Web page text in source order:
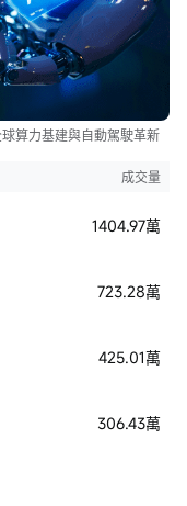
算力基建與自動駕駛革新
成交量
1404.97萬
723.28萬
425.01萬
306.43萬